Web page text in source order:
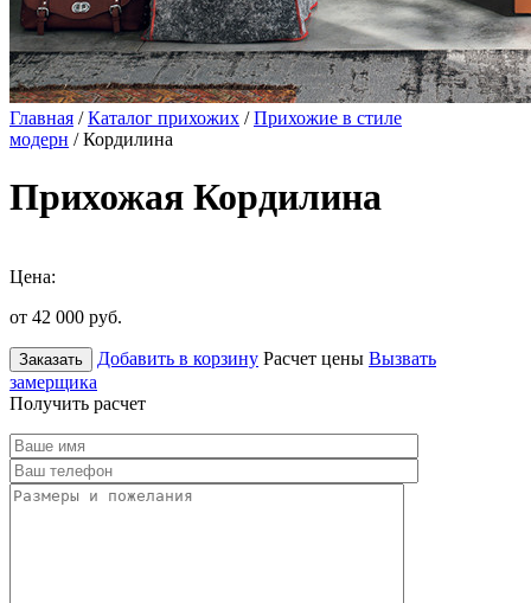
Главная /Каталог прихожих /Прихожие в стиле
модерн / Кордилина
Прихожая Кордилина
Цена:
от 42 000 руб.
Заказать Добавить в корзину Расчет цены Вызвать
замерщика
Получить расчет